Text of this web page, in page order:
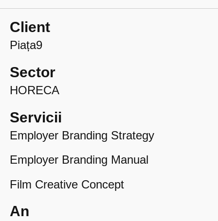
Client
Piața9
Sector
HORECA
Servicii
Employer Branding Strategy
Employer Branding Manual
Film Creative Concept
An